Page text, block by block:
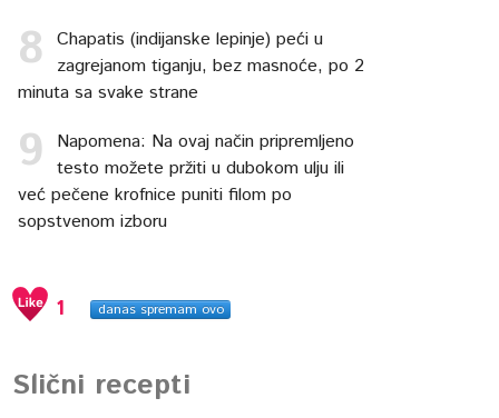
Chapatis (indijanske lepinje) peći u
zagrejanom tiganju, bez masnoće, po 2
minuta sa svake strane
Napomena: Na ovaj način pripremljeno
testo možete pržiti u dubokom ulju ili
već pečene krofnice puniti filom po
sopstvenom izboru
1 danas spremam ovo
Slični recepti